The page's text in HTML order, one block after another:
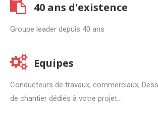
40 ans d'existence
Groupe leader depuis 40 ans
Equipes
Conducteurs de travaux, commerciaux,
de chantier dédiés à votre projet…